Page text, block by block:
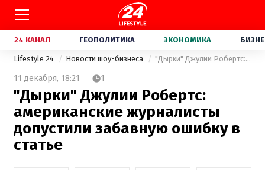
24 КАНАЛ ГЕОПОЛИТИКА ЭКОНОМИКА
Lifestyle 24 Новости шоу-бизнеса "Дырки" Джулии Робертс: американские журналисты допустили забавную ошибку в статье
11 декабря, 18:21 1
"Дырки" Джулии Робертс:
американские журналисты
допустили забавную ошибку в
статье